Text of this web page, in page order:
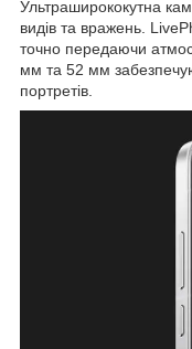
Ультраширококутна
видів та вражень.
точно передаючи
мм та 52 мм
портретів.